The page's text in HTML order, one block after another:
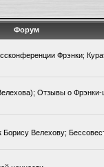
Форум
Фрэнки;
Отзывы о
Велехову;